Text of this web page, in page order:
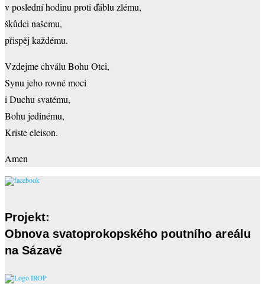
v poslední hodinu proti ďáblu zlému,
škůdci našemu,
přispěj každému.
Vzdejme chválu Bohu Otci,
Synu jeho rovné moci
i Duchu svatému,
Bohu jedinému,
Kriste eleison.
Amen
Projekt:
Obnova svatoprokopského poutního areálu
na Sázavě